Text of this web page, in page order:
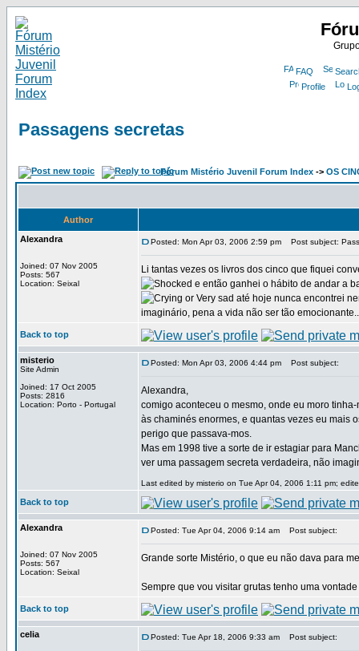
FAQ
Profile
Passagens secretas
Fórum Mistério Juvenil Forum Index -> OS
Author
Alexandra
Joined: 07 Nov 2005
Posts: 567
Location: Seixal
Posted: Mon Apr 03, 2006 2:59 pm Post subject:
Li tantas vezes os livros dos cinco que fiquei
e então ganhei o hábito de andar a
até hoje nunca encontrei
imaginário, pena a vida não ser tão
Back to top
misterio
Site Admin
Joined: 17 Oct 2005
Posts: 2816
Location: Porto - Portugal
Posted: Mon Apr 03, 2006 4:44 pm Post subject:
Alexandra,
comigo aconteceu o mesmo, onde eu moro
às chaminés enormes, e quantas vezes eu mais
perigo que passava-mos.
Mas em 1998 tive a sorte de ir estagiar para
ver uma passagem secreta verdadeira, não
Last edited by misterio on Tue Apr 04, 2006 1:11 pm;
Back to top
Alexandra
Joined: 07 Nov 2005
Posts: 567
Location: Seixal
Posted: Tue Apr 04, 2006 9:14 am Post subject:
Grande sorte Mistério, o que eu não dava para
Sempre que vou visitar grutas tenho uma
Back to top
celia Posted: Tue Apr 18, 2006 9:33 am Post subject: